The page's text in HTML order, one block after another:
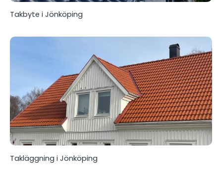
Takbyte i Jönköping
Takläggning i Jönköping